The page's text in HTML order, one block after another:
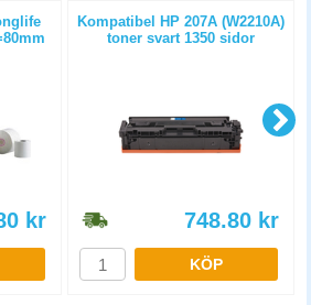
kr
Kompatibel HP 207A (W2210A)
toner svart 1350 sidor
748.80 kr
KÖP